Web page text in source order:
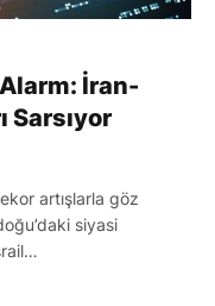
Alarm: İran-
Sarsıyor
artışlarla göz
siyasi